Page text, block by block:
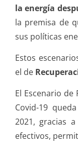
la energía
la premisa de
sus políticas
Estos
el de
El Escenario
Covid-19
2021, gracias
efectivos,